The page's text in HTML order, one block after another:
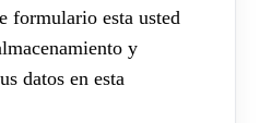
formulario esta usted
y
datos en esta